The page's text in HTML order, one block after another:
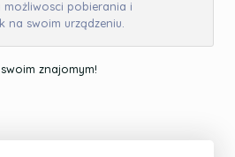
możliwosci pobierania i
na swoim urządzeniu.
znajomym!